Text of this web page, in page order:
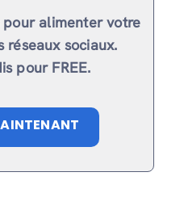
alimenter votre
réseaux sociaux.
pour FREE.